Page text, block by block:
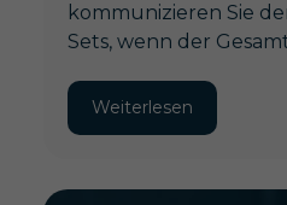
kommunizieren Sie
Sets, wenn der
Weiterlesen